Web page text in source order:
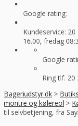
Google rating:
Kundeservice:
16.00, fredag
Google
Ring tlf. 20
Bageriudstyr.dk >
montre og kølereol >
til selvbetjening, fra Sayl